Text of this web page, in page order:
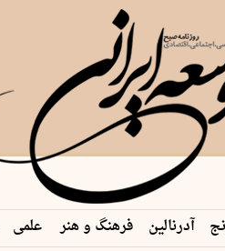
آدرنالین فرهنگ و هنر علمی